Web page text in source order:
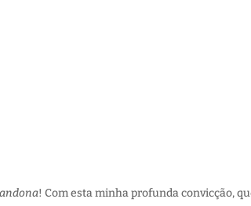
! Com esta minha profunda convicção,